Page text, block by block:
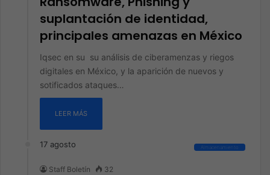
suplantación de identidad,
principales amenazas en México
Iqsec en su su análisis de ciberamenzas y riegos
digitales en México, y la aparición de nuevos y
sotificados ataques…
LEER MÁS
17 agosto Almacenamiento
Staff Boletín 32